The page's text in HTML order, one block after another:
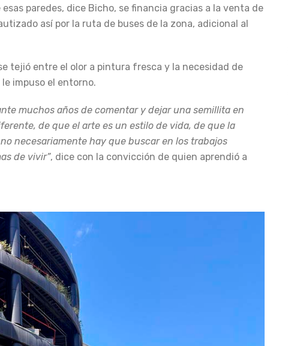
paredes, dice Bicho, se financia gracias a la venta de
así por la ruta de buses de la zona, adicional al
tejió entre el olor a pintura fresca y la necesidad de
impuso el entorno.
muchos años de comentar y dejar una semillita en
de que el arte es un estilo de vida, de que la
necesariamente hay que buscar en los trabajos
de vivir”, dice con la convicción de quien aprendió a